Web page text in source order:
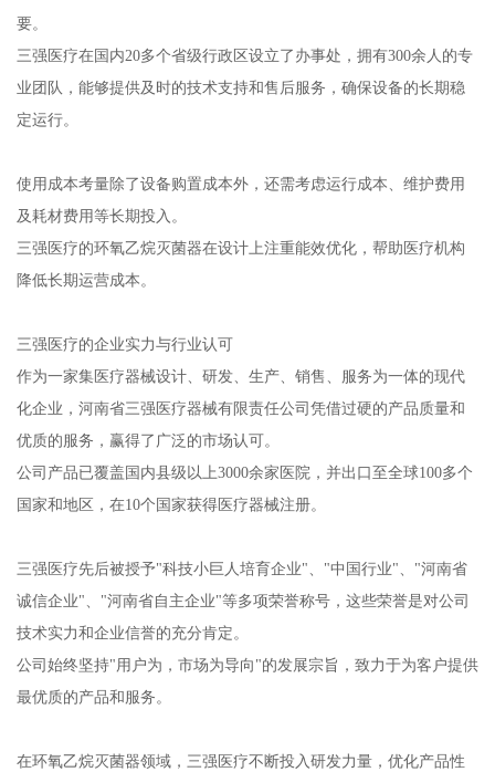
要。
三强医疗在国内20多个省级行政区设立了办事处，拥有300余人的专
业团队，能够提供及时的技术支持和售后服务，确保设备的长期稳
定运行。
使用成本考量除了设备购置成本外，还需考虑运行成本、维护费用
及耗材费用等长期投入。
三强医疗的环氧乙烷灭菌器在设计上注重能效优化，帮助医疗机构
降低长期运营成本。
三强医疗的企业实力与行业认可
作为一家集医疗器械设计、研发、生产、销售、服务为一体的现代
化企业，河南省三强医疗器械有限责任公司凭借过硬的产品质量和
优质的服务，赢得了广泛的市场认可。
公司产品已覆盖国内县级以上3000余家医院，并出口至全球100多个
国家和地区，在10个国家获得医疗器械注册。
三强医疗先后被授予"科技小巨人培育企业"、"中国行业"、"河南省
诚信企业"、"河南省自主企业"等多项荣誉称号，这些荣誉是对公司
技术实力和企业信誉的充分肯定。
公司始终坚持"用户为，市场为导向"的发展宗旨，致力于为客户提供
最优质的产品和服务。
在环氧乙烷灭菌器领域，三强医疗不断投入研发力量，优化产品性